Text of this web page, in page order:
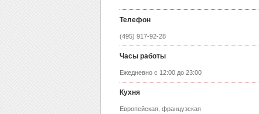
Телефон
(495) 917-92-28
Часы работы
Ежедневно с 12:00 до 23:00
Кухня
Европейская, французская